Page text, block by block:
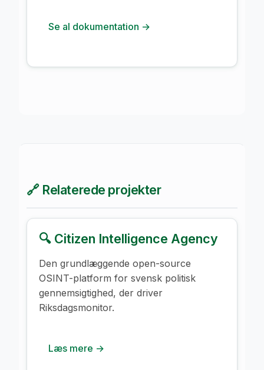
Se al dokumentation →
🔗 Relaterede projekter
🔍 Citizen Intelligence Agency
Den grundlæggende open-source
OSINT-platform for svensk politisk
gennemsigtighed, der driver
Riksdagsmonitor.
Læs mere →